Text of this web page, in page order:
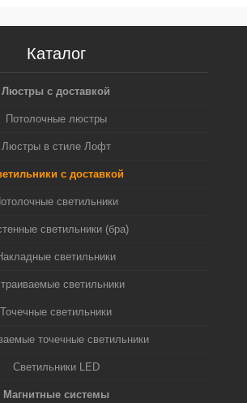
Каталог
Люстры с доставкой
Потолочные люстры
Люстры в стиле Лофт
с доставкой
светильники
светильники (бра)
светильники
светильники
Точечные светильники
точечные светильники
Светильники LED
Магнитные системы